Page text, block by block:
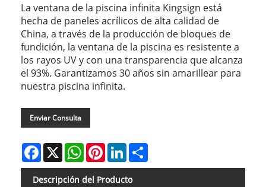
La ventana de la piscina infinita Kingsign está
hecha de paneles acrílicos de alta calidad de
China, a través de la producción de bloques de
fundición, la ventana de la piscina es resistente a
los rayos UV y con una transparencia que alcanza
el 93%. Garantizamos 30 años sin amarillear para
nuestra piscina infinita.
Enviar Consulta
Facebook
X WhatsAppPinterestLinkedIn
Descripción del Producto